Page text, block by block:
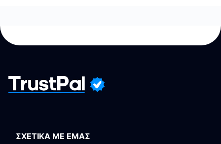
ΣΧΕΤΙΚΑ ΜΕ ΕΜΑΣ